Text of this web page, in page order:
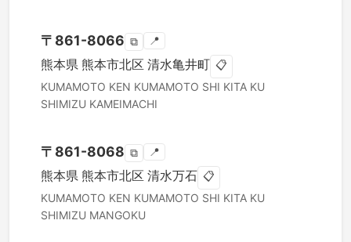
〒 861-8066 ⧉ 📍
熊本県 熊本市北区 清水亀井町 📋
KUMAMOTO KEN KUMAMOTO SHI KITA KU
SHIMIZU KAMEIMACHI
〒 861-8068 ⧉ 📍
熊本県 熊本市北区 清水万石 📋
KUMAMOTO KEN KUMAMOTO SHI KITA KU
SHIMIZU MANGOKU